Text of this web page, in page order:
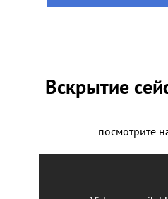
Вскрытие
посмотрите